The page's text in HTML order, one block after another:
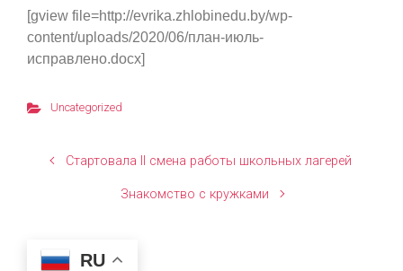
[gview file=http://evrika.zhlobinedu.by/wp-
content/uploads/2020/06/план-июль-
исправлено.docx]
Uncategorized
Стартовала II смена работы школьных лагерей
Знакомство с кружками
RU